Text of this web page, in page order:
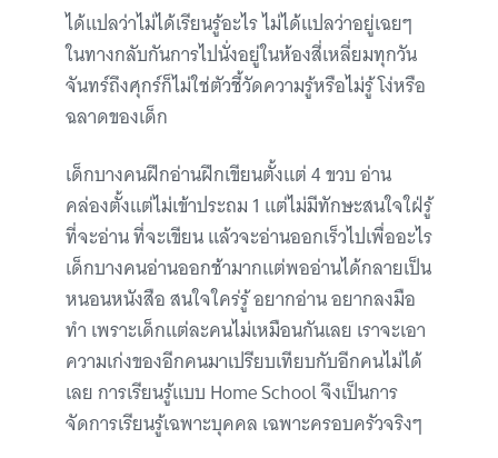
ได้แปลว่าไม่ได้เรียนรู้อะไร ไม่ได้แปลว่าอยู่เฉยๆ
ในทางกลับกันการไปนั่งอยู่ในห้องสี่เหลี่ยมทุกวัน
จันทร์ถึงศุกร์ก็ไม่ใช่ตัวชี้วัดความรู้หรือไม่รู้ โง่หรือ
ฉลาดของเด็ก
เด็กบางคนฝึกอ่านฝึกเขียนตั้งแต่ 4 ขวบ อ่าน
คล่องตั้งแต่ไม่เข้าประถม 1 แต่ไม่มีทักษะสนใจใฝ่รู้
ที่จะอ่าน ที่จะเขียน แล้วจะอ่านออกเร็วไปเพื่ออะไร
เด็กบางคนอ่านออกช้ามากแต่พออ่านได้กลายเป็น
หนอนหนังสือ สนใจใคร่รู้ อยากอ่าน อยากลงมือ
ทำ เพราะเด็กแต่ละคนไม่เหมือนกันเลย เราจะเอา
ความเก่งของอีกคนมาเปรียบเทียบกับอีกคนไม่ได้
เลย การเรียนรู้แบบ Home School จึงเป็นการ
จัดการเรียนรู้เฉพาะบุคคล เฉพาะครอบครัวจริงๆ